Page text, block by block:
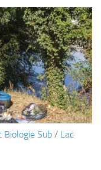
Sub / Lac